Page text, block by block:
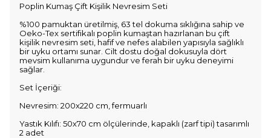
Poplin Kumaş Çift Kişilik Nevresim Seti
%100 pamuktan üretilmiş, 63 tel dokuma sıklığına sahip ve
Oeko-Tex sertifikalı poplin kumaştan hazırlanan bu çift
kişilik nevresim seti, hafif ve nefes alabilen yapısıyla sağlıklı
bir uyku ortamı sunar. Cilt dostu doğal dokusuyla dört
mevsim kullanıma uygundur ve ferah bir uyku deneyimi
sağlar.
Set İçeriği:
Nevresim: 200x220 cm, fermuarlı
Yastık Kılıfı: 50x70 cm ölçülerinde, kapaklı (zarf tipi) tasarımlı
2 adet